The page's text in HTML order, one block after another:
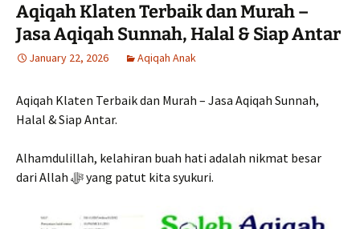
Aqiqah Klaten Terbaik dan Murah –
Jasa Aqiqah Sunnah, Halal & Siap Antar
January 22, 2026 Aqiqah Anak
Aqiqah Klaten Terbaik dan Murah – Jasa Aqiqah Sunnah,
Halal & Siap Antar.
Alhamdulillah, kelahiran buah hati adalah nikmat besar
dari Allah ﷻ yang patut kita syukuri.